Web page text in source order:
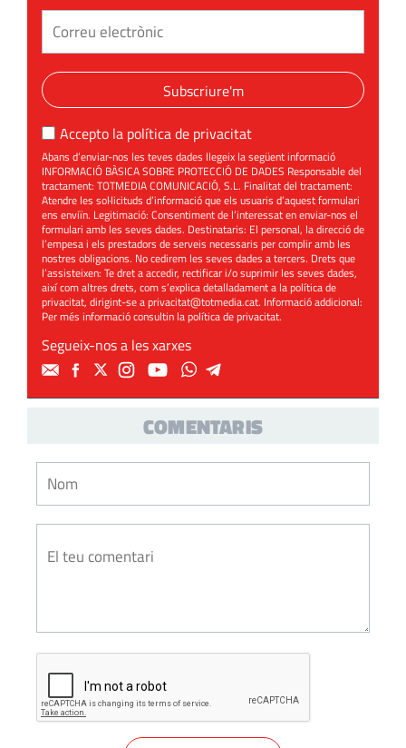
Subscriure'm
Accepto la política de privacitat
Abans d’enviar-nos les teves dades llegeix la següent informació
INFORMACIÓ BÀSICA SOBRE PROTECCIÓ DE DADES Responsable del
tractament: TOTMEDIA COMUNICACIÓ, S.L. Finalitat del tractament:
Atendre les sol·licituds d’informació que els usuaris d’aquest formulari
ens enviïn. Legitimació: Consentiment de l’interessat en enviar-nos el
formulari amb les seves dades. Destinataris: El personal, la direcció de
l’empesa i els prestadors de serveis necessaris per complir amb les
nostres obligacions. No cedirem les seves dades a tercers. Drets que
l’assisteixen: Te dret a accedir, rectificar i/o suprimir les seves dades,
així com altres drets, com s’explica detalladament a la política de
privacitat, dirigint-se aprivacitat@totmedia.cat. Informació addicional:
Per més informació consultin lapolítica de privacitat.
Segueix-nos a les xarxes
COMENTARIS